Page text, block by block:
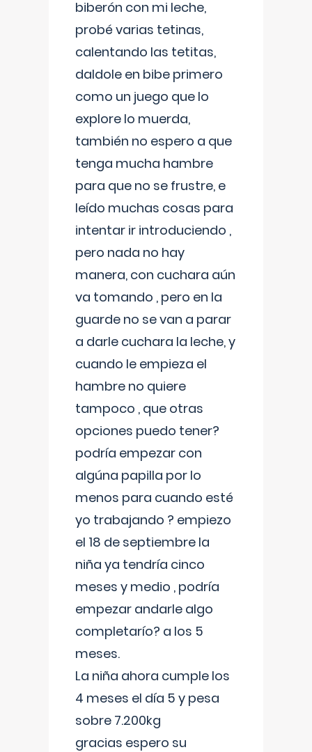
biberón con mi leche,
probé varias tetinas,
calentando las tetitas,
daldole en bibe primero
como un juego que lo
explore lo muerda,
también no espero a que
tenga mucha hambre
para que no se frustre, e
leído muchas cosas para
intentar ir introduciendo ,
pero nada no hay
manera, con cuchara aún
va tomando , pero en la
guarde no se van a parar
a darle cuchara la leche, y
cuando le empieza el
hambre no quiere
tampoco , que otras
opciones puedo tener?
podría empezar con
algúna papilla por lo
menos para cuando esté
yo trabajando ? empiezo
el 18 de septiembre la
niña ya tendría cinco
meses y medio , podría
empezar andarle algo
completarío? a los 5
meses.
La niña ahora cumple los
4 meses el día 5 y pesa
sobre 7.200kg
gracias espero su